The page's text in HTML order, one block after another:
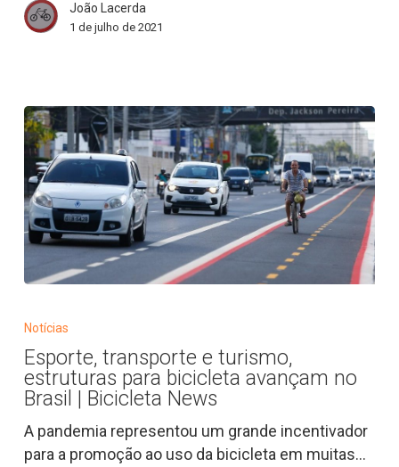
de
marketing
News
João Lacerda
1 de julho de 2021
turismo,
estruturas
para
bicicleta
avançam
Notícias
Esporte, transporte e turismo,
estruturas para bicicleta avançam no
Brasil | Bicicleta News
A pandemia representou um grande incentivador
para a promoção ao uso da bicicleta em muitas…